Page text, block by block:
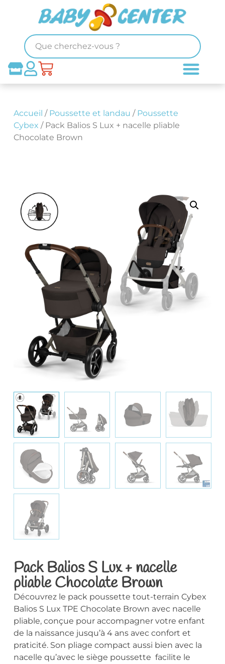
Accueil / Poussette et landau / Poussette
Cybex / Pack Balios S Lux + nacelle pliable
Chocolate Brown
Pack Balios S Lux + nacelle
pliable Chocolate Brown
Découvrez le pack poussette tout-terrain Cybex
Balios S Lux TPE Chocolate Brown avec nacelle
pliable, conçue pour accompagner votre enfant
de la naissance jusqu’à 4 ans avec confort et
praticité. Son pliage compact aussi bien avec la
nacelle qu’avec le siège poussette facilite le